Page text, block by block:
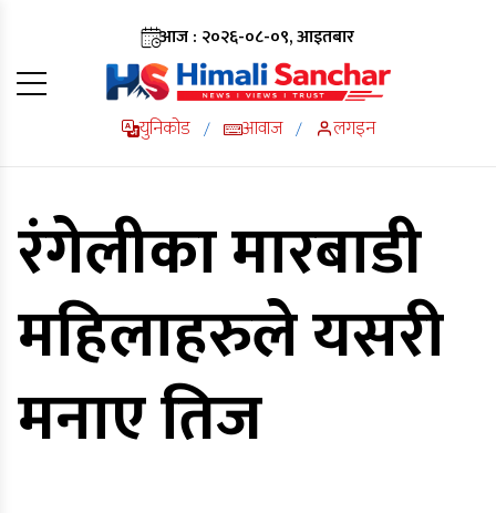
आज : २०२६-०८-०९, आइतबार
युनिकोड / आवाज / लगइन
रंगेलीका मारबाडी
महिलाहरुले यसरी
मनाए तिज